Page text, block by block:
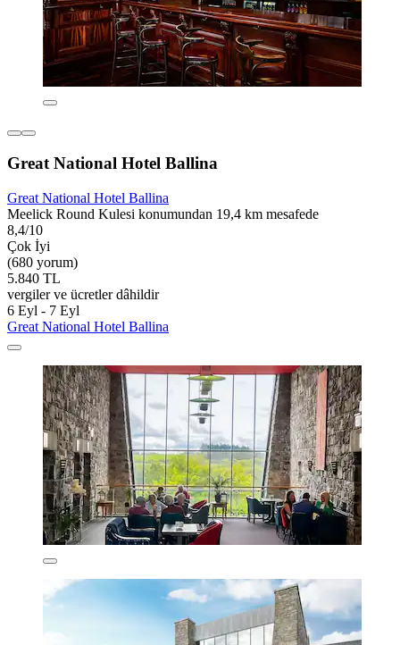
Great National Hotel Ballina
Great National Hotel Ballina
Meelick Round Kulesi konumundan 19,4 km mesafede
8,4/10
Çok İyi
(680 yorum)
5.840 TL
vergiler ve ücretler dâhildir
6 Eyl - 7 Eyl
Great National Hotel Ballina